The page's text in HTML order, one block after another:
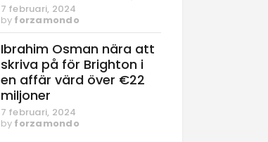
7 februari, 2024
by forzamondo
Ibrahim Osman nära att
skriva på för Brighton i
en affär värd över €22
miljoner
7 februari, 2024
by forzamondo